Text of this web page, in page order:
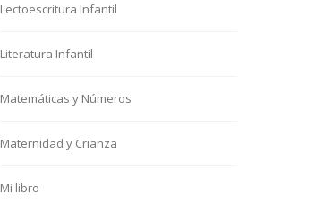
Lectoescritura Infantil
Literatura Infantil
Matemáticas y Números
Maternidad y Crianza
Mi libro